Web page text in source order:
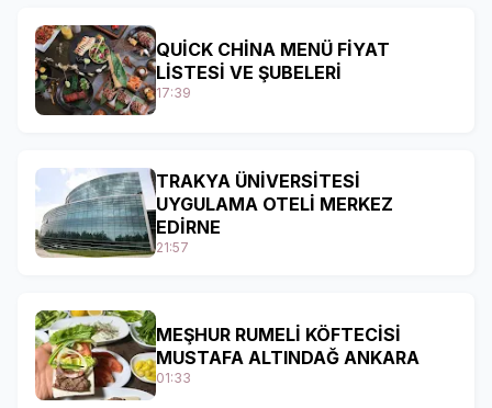
QUİCK CHİNA MENÜ FİYAT
LİSTESİ VE ŞUBELERİ
17:39
TRAKYA ÜNİVERSİTESİ
UYGULAMA OTELİ MERKEZ
EDİRNE
21:57
MEŞHUR RUMELİ KÖFTECİSİ
MUSTAFA ALTINDAĞ ANKARA
01:33